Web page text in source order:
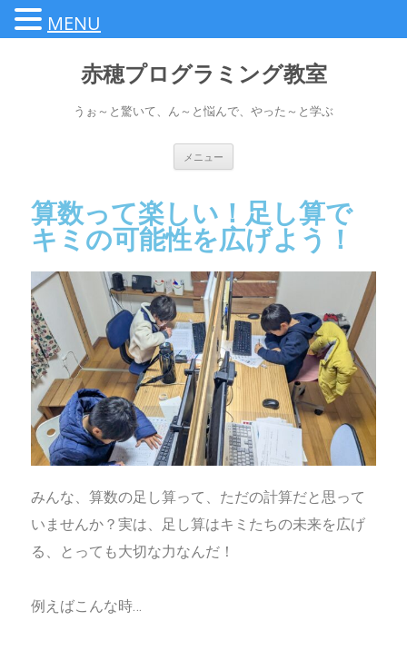
赤穂プログラミング教室
うぉ～と驚いて、ん～と悩んで、やった～と学ぶ
メニュー
算数って楽しい！足し算で
キミの可能性を広げよう！
みんな、算数の足し算って、ただの計算だと思って
いませんか？実は、足し算はキミたちの未来を広げ
る、とっても大切な力なんだ！
例えばこんな時…
MENU